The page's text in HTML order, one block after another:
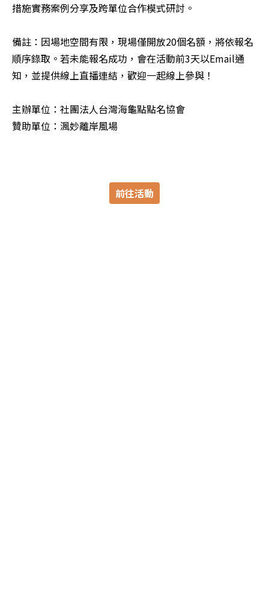
措施實務案例分享及跨單位合作模式研討。
備註：因場地空間有限，現場僅開放20個名額，將依報名
順序錄取。若未能報名成功，會在活動前3天以Email通
知，並提供線上直播連結，歡迎一起線上參與！
主辦單位：社團法人台灣海龜點點名協會
贊助單位：渢妙離岸風場
前往活動